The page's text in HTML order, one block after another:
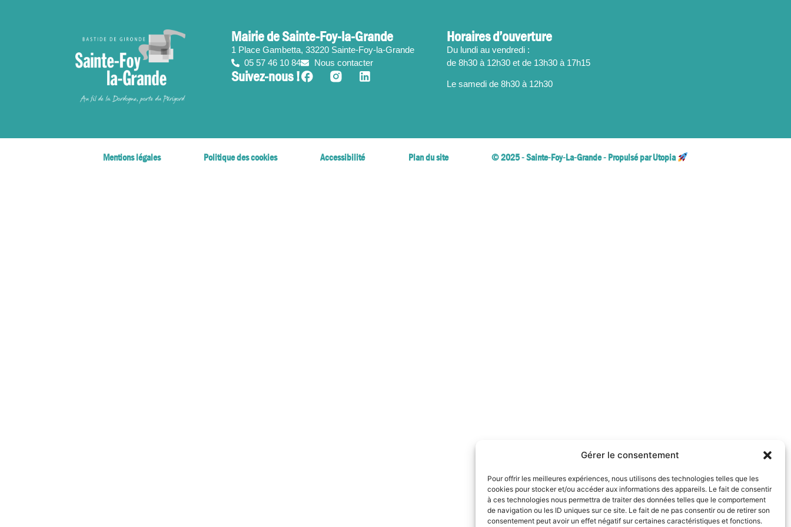
Gérer le consentement
Pour offrir les meilleures expériences, nous utilisons des technologies telles que les
cookies pour stocker et/ou accéder aux informations des appareils. Le fait de consentir
à ces technologies nous permettra de traiter des données telles que le comportement
de navigation ou les ID uniques sur ce site. Le fait de ne pas consentir ou de retirer son
consentement peut avoir un effet négatif sur certaines caractéristiques et fonctions.
Mairie de Sainte-Foy-la-Grande
1 Place Gambetta, 33220 Sainte-Foy-la-Grande
05 57 46 10 84
Nous contacter
Suivez-nous !
Horaires d’ouverture
Du lundi au vendredi :
de 8h30 à 12h30 et de 13h30 à 17h15
Le samedi de 8h30 à 12h30
Mentions légales Politique des cookies Accessibilité Plan du site © 2025 - Sainte-Foy-La-Grande - Propulsé par Utopia